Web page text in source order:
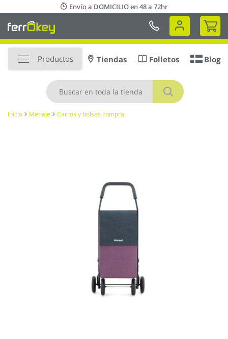
al
contenido
Envío a DOMICILIO en 48 a 72hr
Mi
Productos
Buscar
Tiendas Folletos Blog
Inicio Menaje Carros y bolsas compra